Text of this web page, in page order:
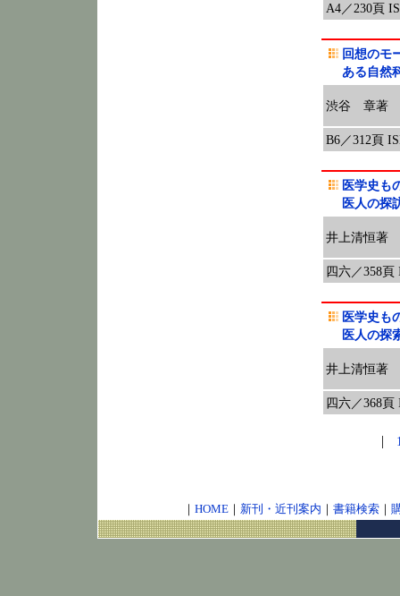
A4／230頁
回想のモ
ある自然
渋谷 章著
B6／312頁
医学史も
医人の探
井上清恒著
四六／358頁
医学史も
医人の探
井上清恒著
四六／368頁
|
HOME｜ 新刊・近刊案内 書籍検索｜